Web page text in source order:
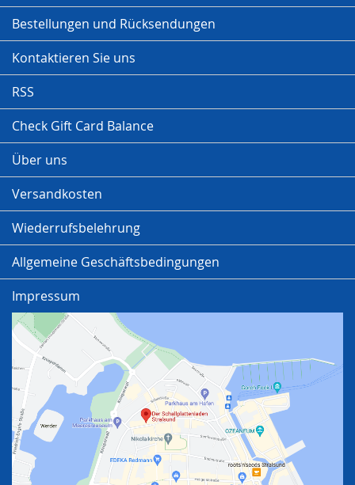
Bestellungen und Rücksendungen
Kontaktieren Sie uns
RSS
Check Gift Card Balance
Über uns
Versandkosten
Wiederrufsbelehrung
Allgemeine Geschäftsbedingungen
Impressum